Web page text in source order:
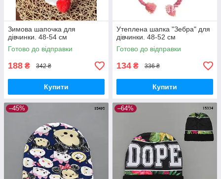
Зимова шапочка для
дівчинки. 48-54 см
Готово до відправки
188 ₴ 342 ₴
Купити
Утеплена шапка "Зебра" для
дівчинки. 48-52 см
Готово до відправки
134 ₴ 336 ₴
Купити
–45% –64%